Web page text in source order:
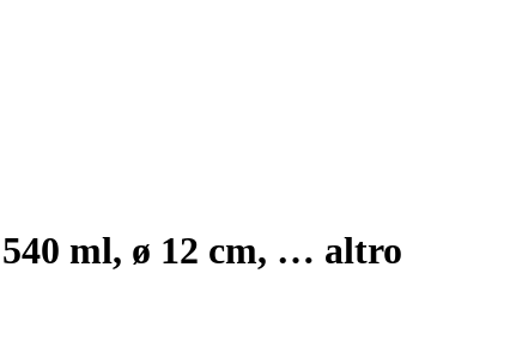
ml, ø 12 cm, … altro